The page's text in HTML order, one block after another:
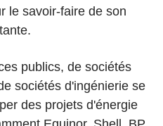
le savoir-faire de son
publics, de sociétés
sociétés d'ingénierie se
des projets d'énergie